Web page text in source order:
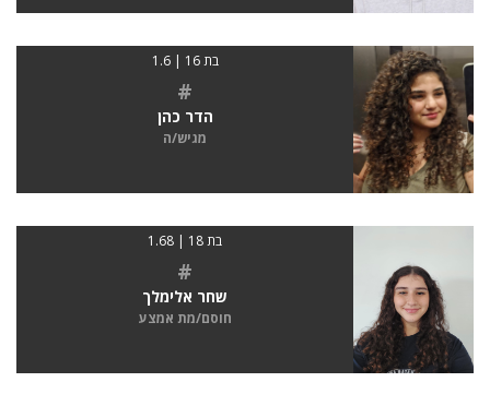
בת 16 | 1.6
#
הדר כהן
מגיש/ה
בת 18 | 1.68
#
שחר אלימלך
חוסם/מת אמצע